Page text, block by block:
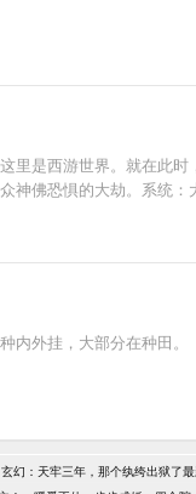
是西游世界。就在此
佛恐惧的大劫。系统
外挂，大部分在种田。
玄幻：天牢三年，那个纨绔出狱了